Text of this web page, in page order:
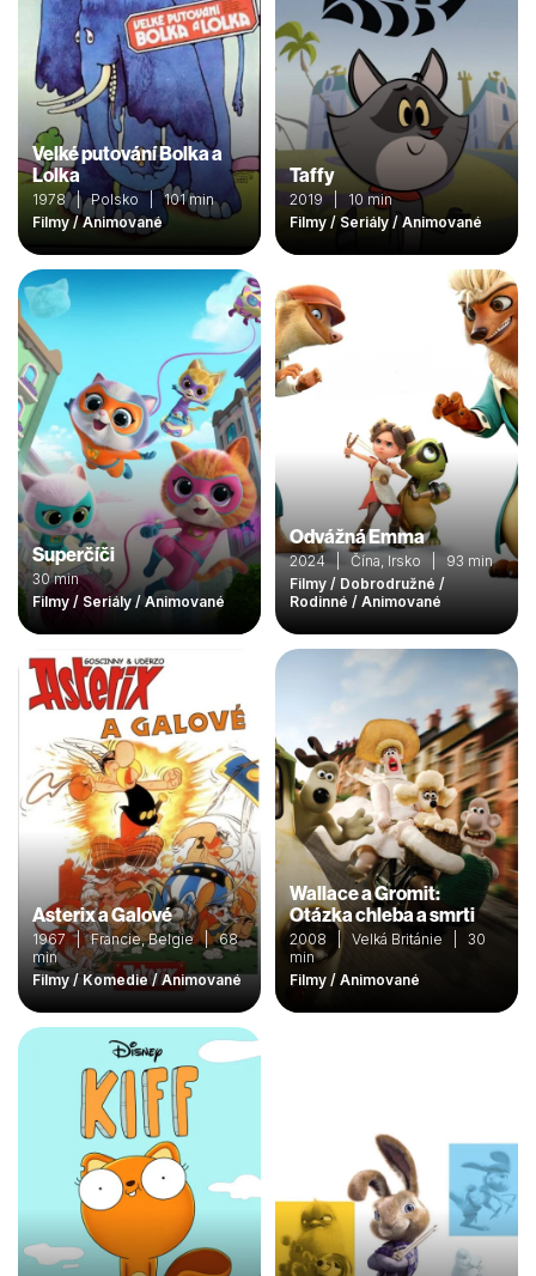
Velké putování Bolka a
Lolka
1978 | Polsko | 101 min
Filmy / Animované
Taffy
2019 | 10 min
Filmy / Seriály / Animované
Superčíči
30 min
Filmy / Seriály / Animované
Odvážná Emma
2024 | Čína, Irsko | 93 min
Filmy / Dobrodružné /
Rodinné / Animované
Asterix a Galové
1967 | Francie, Belgie | 68
min
Filmy / Komedie / Animované
Wallace a Gromit:
Otázka chleba a smrti
2008 | Velká Británie | 30
min
Filmy / Animované